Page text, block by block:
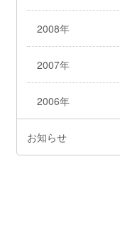
2008年
2007年
2006年
お知らせ